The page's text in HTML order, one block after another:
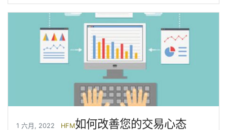
1 六月, 2022 HFM如何改善您的交易心态